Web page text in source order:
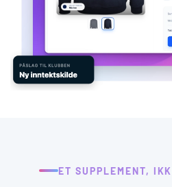
ET SUPPLEMENT,